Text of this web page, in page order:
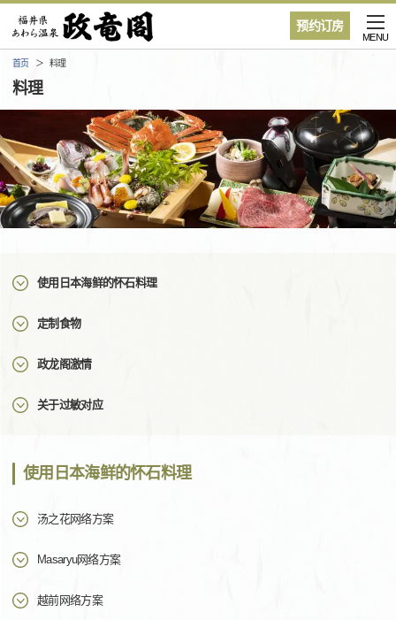
预约订房
MENU
首页 料理
料理
使用日本海鲜的怀石料理
定制食物
政龙阁激情
关于过敏对应
使用日本海鲜的怀石料理
汤之花网络方案
Masaryu网络方案
越前网络方案